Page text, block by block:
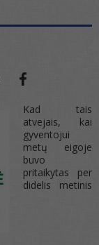
Kad tais
atvejais, kai
gyventojui
metų eigoje
buvo
pritaikytas per
didelis metinis